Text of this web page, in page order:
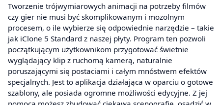
Tworzenie trójwymiarowych animacji na potrzeby filmów
czy gier nie musi być skomplikowanym i mozolnym
procesem, o ile wybierze się odpowiednie narzędzie – takie
jak iClone 5 Standard z naszej płyty. Program ten pozwoli
początkującym użytkownikom przygotować świetnie
wyglądający klip z ruchomą kamerą, naturalnie
poruszającymi się postaciami i całym mnóstwem efektów
specjalnych. Jest to aplikacja działająca w oparciu o gotowe
szablony, ale posiada ogromne możliwości edycyjne. Z jej